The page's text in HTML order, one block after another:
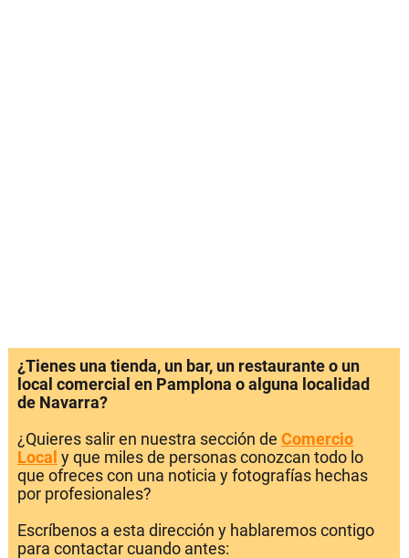
¿Tienes una tienda, un bar, un restaurante o un
local comercial en Pamplona o alguna localidad
de Navarra?
¿Quieres salir en nuestra sección de Comercio
Local y que miles de personas conozcan todo lo
que ofreces con una noticia y fotografías hechas
por profesionales?
Escríbenos a esta dirección y hablaremos contigo
para contactar cuando antes: